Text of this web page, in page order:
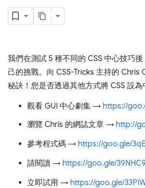
我們在測試 5 種不同的 CSS 中心技巧
己的挑戰。向 CSS-Tricks 主持的 Chris
秘訣！您是否透過其他方式將 CSS 設為
觀看 GUI 中心劇集 → https://
瀏覽 Chris 的網誌文章 → http://
參考程式碼 → https://goo.gle/
請閱讀 → https://goo.gle/
立即試用 → https://goo.gle/